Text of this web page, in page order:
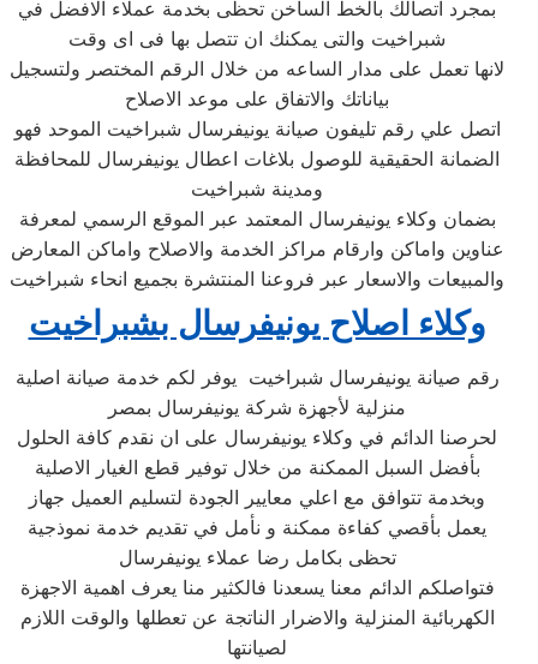
بمجرد اتصالك بالخط الساخن تحظى بخدمة عملاء الافضل في
شبراخيت والتى يمكنك ان تتصل بها فى اى وقت
لانها تعمل على مدار الساعه من خلال الرقم المختصر ولتسجيل
بياناتك والاتفاق على موعد الاصلاح
اتصل علي رقم تليفون صيانة يونيفرسال شبراخيت الموحد فهو
الضمانة الحقيقية للوصول بلاغات اعطال يونيفرسال للمحافظة
ومدينة شبراخيت
بضمان وكلاء يونيفرسال المعتمد عبر الموقع الرسمي لمعرفة
عناوين واماكن وارقام مراكز الخدمة والاصلاح واماكن المعارض
والمبيعات والاسعار عبر فروعنا المنتشرة بجميع انحاء شبراخيت
وكلاء اصلاح يونيفرسال بشبراخيت
رقم صيانة يونيفرسال شبراخيت يوفر لكم خدمة صيانة اصلية
منزلية لأجهزة شركة يونيفرسال بمصر
لحرصنا الدائم في وكلاء يونيفرسال على ان نقدم كافة الحلول
بأفضل السبل الممكنة من خلال توفير قطع الغيار الاصلية
وبخدمة تتوافق مع اعلي معايير الجودة لتسليم العميل جهاز
يعمل بأقصي كفاءة ممكنة و نأمل في تقديم خدمة نموذجية
تحظى بكامل رضا عملاء يونيفرسال
فتواصلكم الدائم معنا يسعدنا فالكثير منا يعرف اهمية الاجهزة
الكهربائية المنزلية والاضرار الناتجة عن تعطلها والوقت اللازم
لصيانتها